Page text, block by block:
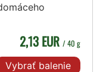
2,13 EUR / 40 g
Vybrať balenie